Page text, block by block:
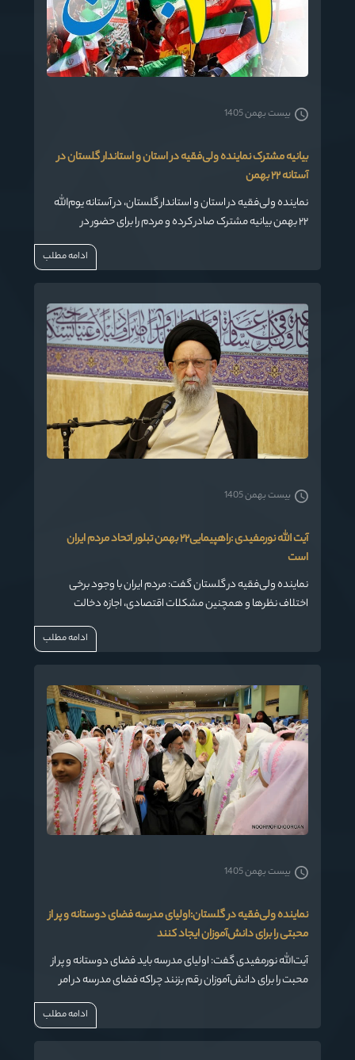
بیانیه مشترک نماینده ولی‌فقیه در استان و استاندار گلستان در
آستانه ۲۲ بهمن
نماینده ولی‌فقیه در استان و استاندار گلستان، در آستانه یوم‌الله
۲۲ بهمن بیانیه مشترک صادر کرده و مردم را برای حضور در
بیست بهمن 1405
ادامه مطلب
آیت الله نورمفیدی :راهپیمایی۲۲ بهمن تبلور اتحاد مردم ایران
است
نماینده ولی‌فقیه در گلستان گفت: مردم ایران با وجود برخی
اختلاف نظرها و همچنین مشکلات اقتصادی، اجازه دخالت
دشمن در امور داخلی کشور را نمی‌دهند و تبلور این اتحاد و
بیست بهمن 1405
ادامه مطلب
نماینده ولی‌فقیه در گلستان:اولیای مدرسه فضای دوستانه‌ و پر از
محبتی را برای دانش‌آموزان ایجاد کنند
آیت‌الله نورمفیدی گفت: اولیای مدرسه باید فضای دوستانه و پر از
محبت را برای دانش‌آموزان رقم بزنند چراکه فضای مدرسه در امر
بیست بهمن 1405
ادامه مطلب